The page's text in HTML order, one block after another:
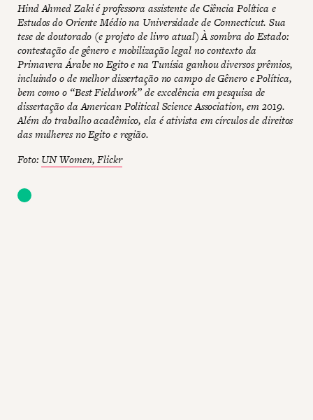
Hind Ahmed Zaki é professora assistente de Ciência Política e
Estudos do Oriente Médio na Universidade de Connecticut. Sua
tese de doutorado (e projeto de livro atual) À sombra do Estado:
contestação de gênero e mobilização legal no contexto da
Primavera Árabe no Egito e na Tunísia ganhou diversos prêmios,
incluindo o de melhor dissertação no campo de Gênero e Política,
bem como o “Best Fieldwork” de excelência em pesquisa de
dissertação da American Political Science Association, em 2019.
Além do trabalho acadêmico, ela é ativista em círculos de direitos
das mulheres no Egito e região.
Foto: UN Women, Flickr